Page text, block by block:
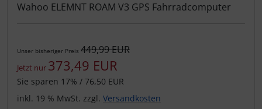
Wahoo ELEMNT ROAM V3 GPS Fahrradcomputer
Unser bisheriger Preis 449,99 EUR
Jetzt nur 373,49 EUR
Sie sparen 17% / 76,50 EUR
inkl. 19 % MwSt. zzgl. Versandkosten